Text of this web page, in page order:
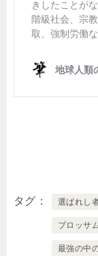
タグ 選ばれし
ブロッサ
最強の中